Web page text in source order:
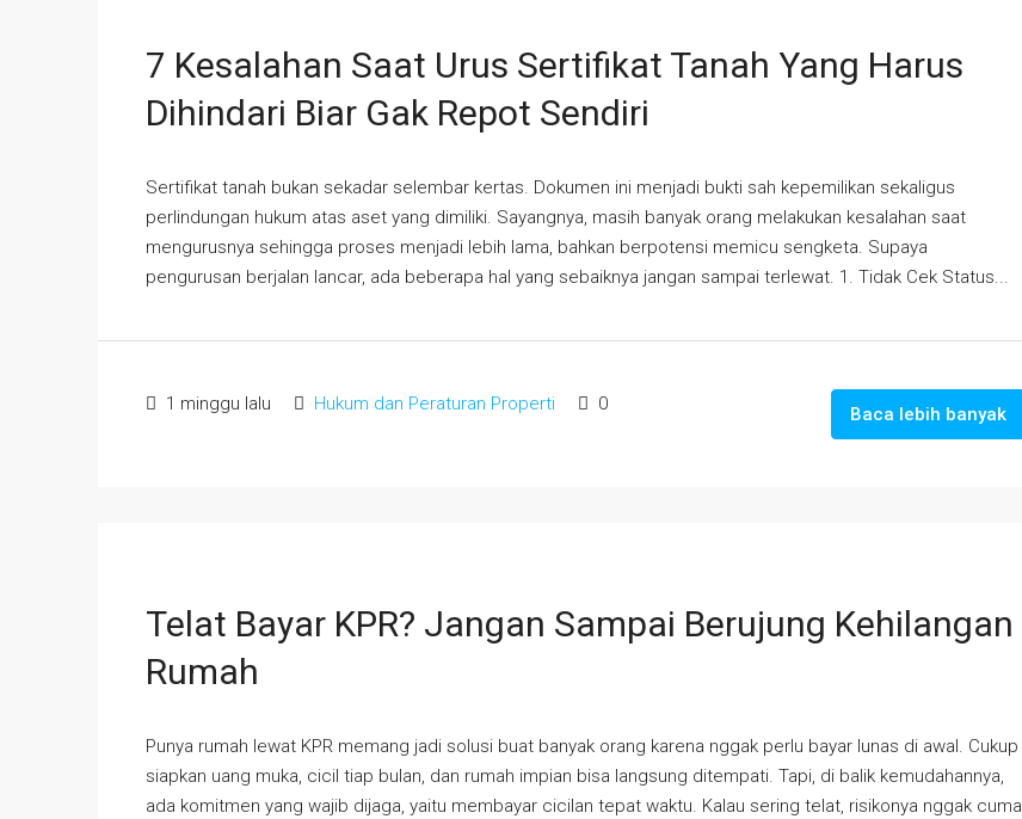
7 Kesalahan Saat Urus Sertifikat Tanah Yang Harus
Dihindari Biar Gak Repot Sendiri
Sertifikat tanah bukan sekadar selembar kertas. Dokumen ini menjadi bukti sah kepemilikan sekaligus
perlindungan hukum atas aset yang dimiliki. Sayangnya, masih banyak orang melakukan kesalahan saat
mengurusnya sehingga proses menjadi lebih lama, bahkan berpotensi memicu sengketa. Supaya
pengurusan berjalan lancar, ada beberapa hal yang sebaiknya jangan sampai terlewat. 1. Tidak Cek Status...
1 minggu lalu Hukum dan Peraturan Properti 0 Baca lebih banyak
Telat Bayar KPR? Jangan Sampai Berujung Kehilangan
Rumah
Punya rumah lewat KPR memang jadi solusi buat banyak orang karena nggak perlu bayar lunas di awal. Cukup
siapkan uang muka, cicil tiap bulan, dan rumah impian bisa langsung ditempati. Tapi, di balik kemudahannya,
ada komitmen yang wajib dijaga, yaitu membayar cicilan tepat waktu. Kalau sering telat, risikonya nggak cuma